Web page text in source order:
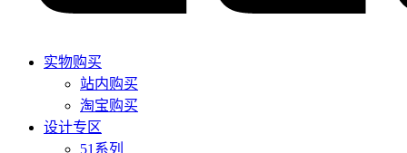
实物购买
站内购买
淘宝购买
设计专区
51系列